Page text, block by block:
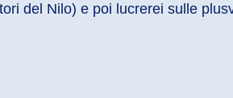
del Nilo) e poi lucrerei sulle